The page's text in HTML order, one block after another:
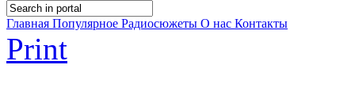
Главная Популярное Радиосюжеты О нас Контакты
Print